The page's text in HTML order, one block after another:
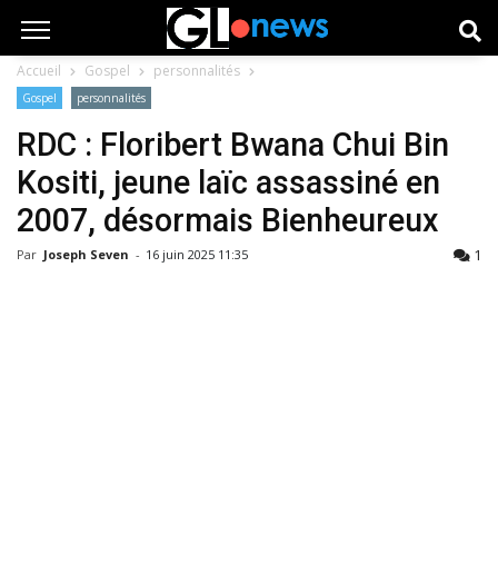
Accueil Gospel personnalités
Gospel personnalités
RDC : Floribert Bwana Chui Bin
Kositi, jeune laïc assassiné en
2007, désormais Bienheureux
Par Joseph Seven - 16 juin 2025 11:35 1